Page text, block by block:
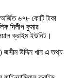
৬৭৮ কোটি টাকা
দিলীপ কুমার
ক্রাইম ইউনিট।
জসীম উদ্দিন খান এ তথ্য